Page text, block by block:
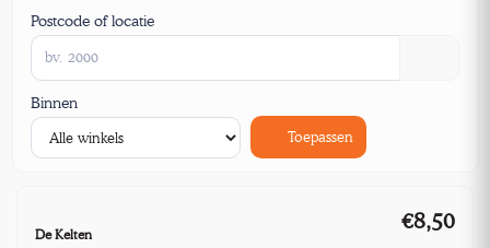
Postcode of locatie
Binnen
Toepassen
De Kelten
€8,50